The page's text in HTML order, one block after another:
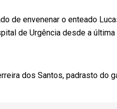
de envenenar o enteado
de Urgência desde a
dos Santos, padrasto do